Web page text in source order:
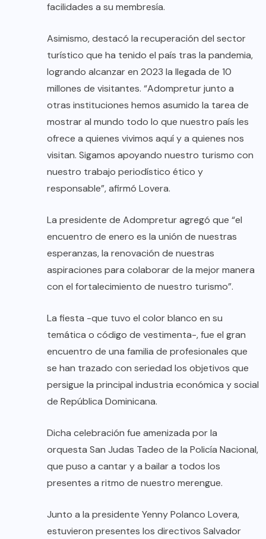
facilidades a su membresía.
Asimismo, destacó la recuperación del sector
turístico que ha tenido el país tras la pandemia,
logrando alcanzar en 2023 la llegada de 10
millones de visitantes. “Adompretur junto a
otras instituciones hemos asumido la tarea de
mostrar al mundo todo lo que nuestro país les
ofrece a quienes vivimos aquí y a quienes nos
visitan. Sigamos apoyando nuestro turismo con
nuestro trabajo periodístico ético y
responsable”, afirmó Lovera.
La presidente de Adompretur agregó que “el
encuentro de enero es la unión de nuestras
esperanzas, la renovación de nuestras
aspiraciones para colaborar de la mejor manera
con el fortalecimiento de nuestro turismo”.
La fiesta -que tuvo el color blanco en su
temática o código de vestimenta-, fue el gran
encuentro de una familia de profesionales que
se han trazado con seriedad los objetivos que
persigue la principal industria económica y social
de República Dominicana.
Dicha celebración fue amenizada por la
orquesta San Judas Tadeo de la Policía Nacional,
que puso a cantar y a bailar a todos los
presentes a ritmo de nuestro merengue.
Junto a la presidente Yenny Polanco Lovera,
estuvieron presentes los directivos Salvador